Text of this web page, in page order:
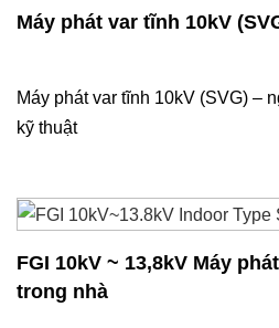
Máy phát var tĩnh 10kV
Máy phát var tĩnh 10kV
kỹ thuật
FGI 10kV ~ 13,8kV Máy
trong nhà